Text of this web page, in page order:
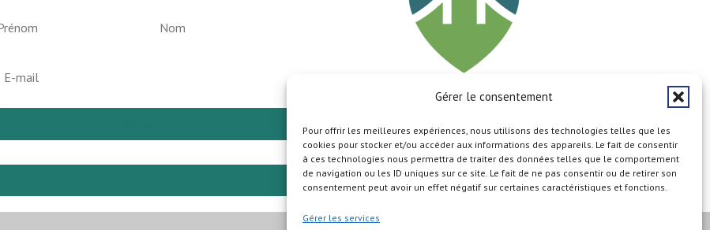
Gérer le consentement
Pour offrir les meilleures expériences, nous utilisons des technologies telles que les
cookies pour stocker et/ou accéder aux informations des appareils. Le fait de consentir
à ces technologies nous permettra de traiter des données telles que le comportement
de navigation ou les ID uniques sur ce site. Le fait de ne pas consentir ou de retirer son
consentement peut avoir un effet négatif sur certaines caractéristiques et fonctions.
Gérer les services
Copyright © 2026
Plan du site Aspects légaux Calendrier Cookie Policy (EU)